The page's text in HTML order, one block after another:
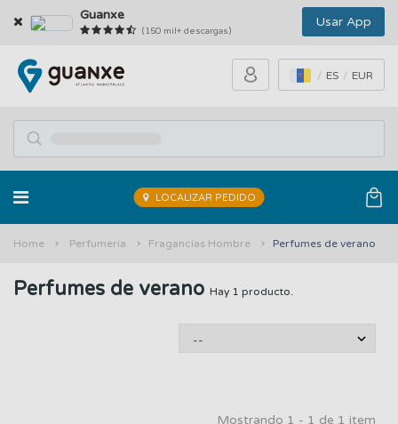
Guanxe
(150 mil+ descargas)
Usar App
ES EUR
LOCALIZAR PEDIDO
Home Perfumería Fragancias Hombre Perfumes de verano
Perfumes de verano Hay 1 producto.
Mostrando 1 - 1 de 1 item